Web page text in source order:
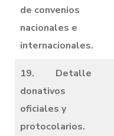
de convenios
nacionales e
internacionales.
19. Detalle
donativos
oficiales y
protocolarios.